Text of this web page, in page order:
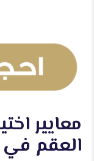
معايير
العقم في